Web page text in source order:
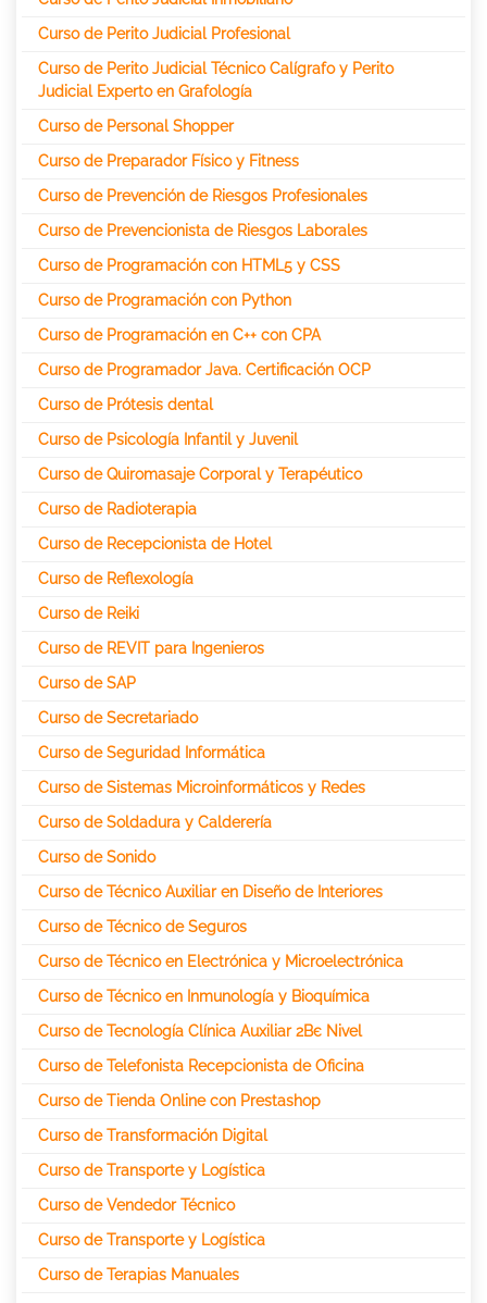
Curso de Perito Judicial Profesional
Curso de Perito Judicial Técnico Calígrafo y Perito
Judicial Experto en Grafología
Curso de Personal Shopper
Curso de Preparador Físico y Fitness
Curso de Prevención de Riesgos Profesionales
Curso de Prevencionista de Riesgos Laborales
Curso de Programación con HTML5 y CSS
Curso de Programación con Python
Curso de Programación en C++ con CPA
Curso de Programador Java. Certificación OCP
Curso de Prótesis dental
Curso de Psicología Infantil y Juvenil
Curso de Quiromasaje Corporal y Terapéutico
Curso de Radioterapia
Curso de Recepcionista de Hotel
Curso de Reflexología
Curso de Reiki
Curso de REVIT para Ingenieros
Curso de SAP
Curso de Secretariado
Curso de Seguridad Informática
Curso de Sistemas Microinformáticos y Redes
Curso de Soldadura y Calderería
Curso de Sonido
Curso de Técnico Auxiliar en Diseño de Interiores
Curso de Técnico de Seguros
Curso de Técnico en Electrónica y Microelectrónica
Curso de Técnico en Inmunología y Bioquímica
Curso de Tecnología Clínica Auxiliar 2Вє Nivel
Curso de Telefonista Recepcionista de Oficina
Curso de Tienda Online con Prestashop
Curso de Transformación Digital
Curso de Transporte y Logística
Curso de Vendedor Técnico
Curso de Transporte y Logística
Curso de Terapias Manuales